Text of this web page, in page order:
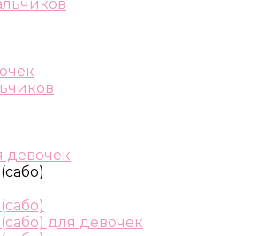
девочек
для девочек